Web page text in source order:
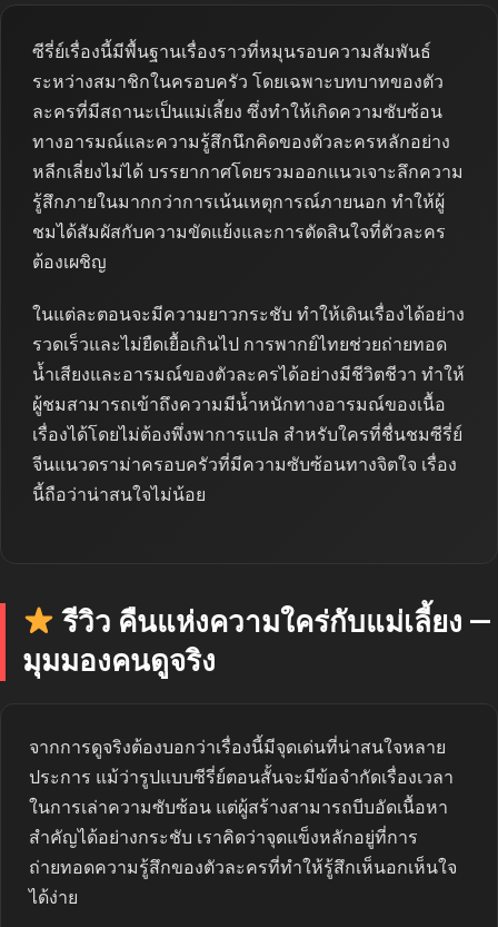
ซีรี่ย์เรื่องนี้มีพื้นฐานเรื่องราวที่หมุนรอบความสัมพันธ์
ระหว่างสมาชิกในครอบครัว โดยเฉพาะบทบาทของตัว
ละครที่มีสถานะเป็นแม่เลี้ยง ซึ่งทำให้เกิดความซับซ้อน
ทางอารมณ์และความรู้สึกนึกคิดของตัวละครหลักอย่าง
หลีกเลี่ยงไม่ได้ บรรยากาศโดยรวมออกแนวเจาะลึกความ
รู้สึกภายในมากกว่าการเน้นเหตุการณ์ภายนอก ทำให้ผู้
ชมได้สัมผัสกับความขัดแย้งและการตัดสินใจที่ตัวละคร
ต้องเผชิญ
ในแต่ละตอนจะมีความยาวกระชับ ทำให้เดินเรื่องได้อย่าง
รวดเร็วและไม่ยืดเยื้อเกินไป การพากย์ไทยช่วยถ่ายทอด
น้ำเสียงและอารมณ์ของตัวละครได้อย่างมีชีวิตชีวา ทำให้
ผู้ชมสามารถเข้าถึงความมีน้ำหนักทางอารมณ์ของเนื้อ
เรื่องได้โดยไม่ต้องพึ่งพาการแปล สำหรับใครที่ชื่นชมซีรี่ย์
จีนแนวดราม่าครอบครัวที่มีความซับซ้อนทางจิตใจ เรื่อง
นี้ถือว่าน่าสนใจไม่น้อย
รีวิว คืนแห่งความใคร่กับแม่เลี้ยง —
มุมมองคนดูจริง
จากการดูจริงต้องบอกว่าเรื่องนี้มีจุดเด่นที่น่าสนใจหลาย
ประการ แม้ว่ารูปแบบซีรี่ย์ตอนสั้นจะมีข้อจำกัดเรื่องเวลา
ในการเล่าความซับซ้อน แต่ผู้สร้างสามารถบีบอัดเนื้อหา
สำคัญได้อย่างกระชับ เราคิดว่าจุดแข็งหลักอยู่ที่การ
ถ่ายทอดความรู้สึกของตัวละครที่ทำให้รู้สึกเห็นอกเห็นใจ
ได้ง่าย